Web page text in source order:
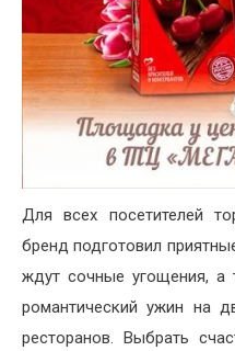
Для всех посетителей
бренд подготовил
ждут сочные угощения, а
романтический ужин на
ресторанов. Выбрать